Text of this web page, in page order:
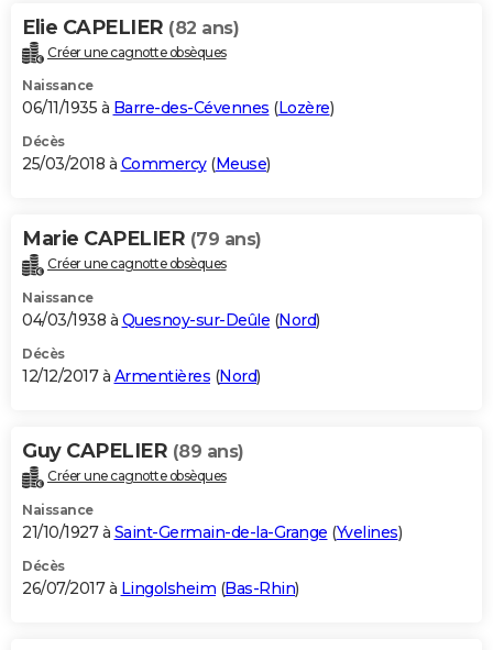
Elie CAPELIER (82 ans)
Créer une cagnotte obsèques
Naissance
06/11/1935 à Barre-des-Cévennes (Lozère)
Décès
25/03/2018 à Commercy(Meuse)
Marie CAPELIER (79 ans)
Créer une cagnotte obsèques
Naissance
04/03/1938 à Quesnoy-sur-Deûle (Nord)
Décès
12/12/2017 à Armentières (Nord)
Guy CAPELIER (89 ans)
Créer une cagnotte obsèques
Naissance
21/10/1927 à Saint-Germain-de-la-Grange (Yvelines)
Décès
26/07/2017 à Lingolsheim (Bas-Rhin)